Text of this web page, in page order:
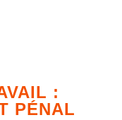
:
PÉNAL